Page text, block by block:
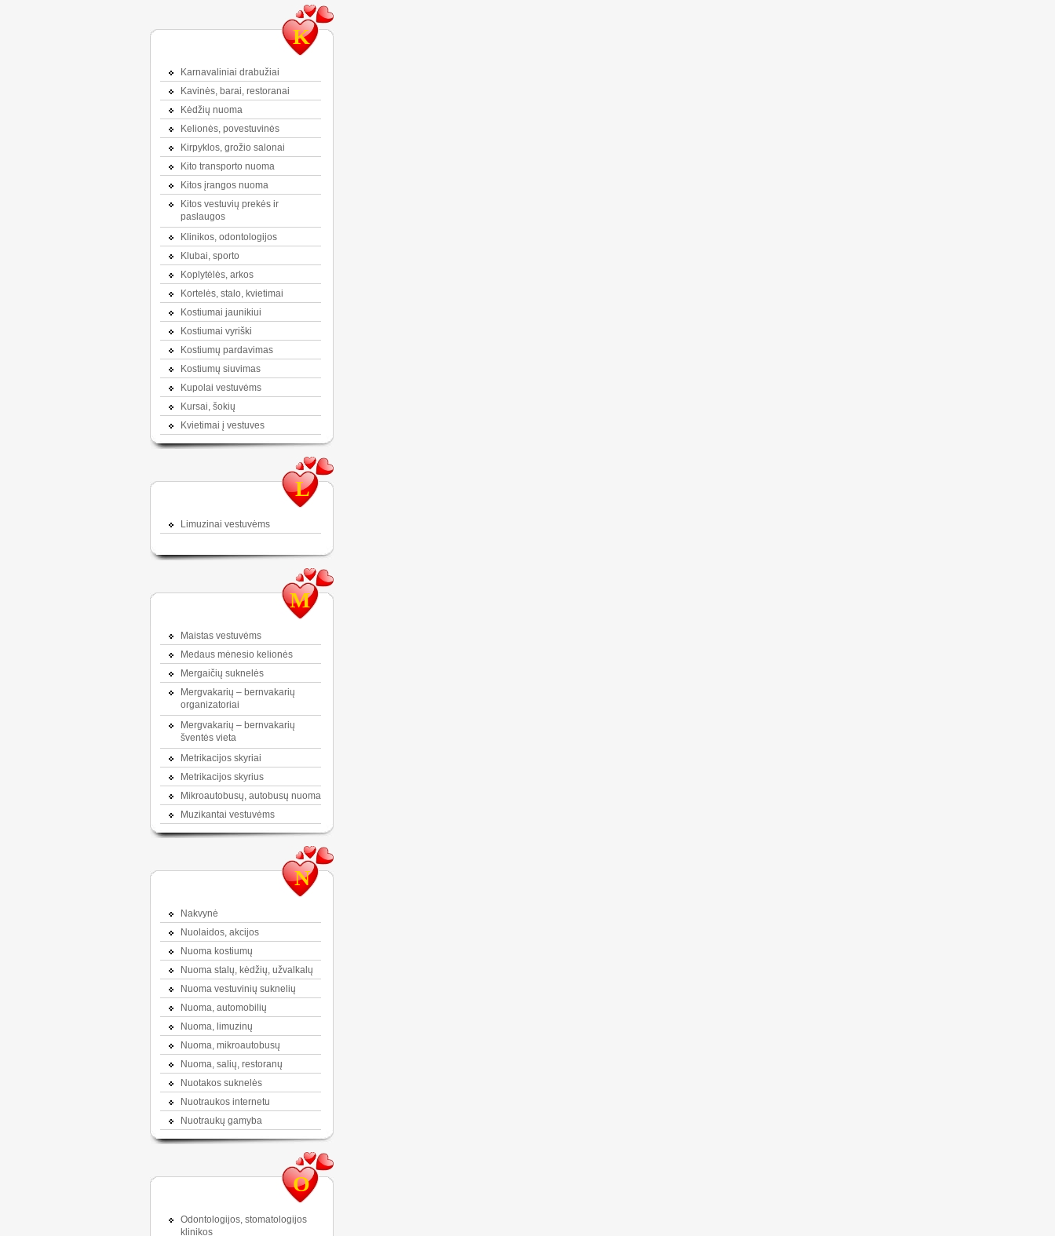
K
Karnavaliniai drabužiai
Kavinės, barai, restoranai
Kėdžių nuoma
Kelionės, povestuvinės
Kirpyklos, grožio salonai
Kito transporto nuoma
Kitos įrangos nuoma
Kitos vestuvių prekės ir
paslaugos
Klinikos, odontologijos
Klubai, sporto
Koplytėlės, arkos
Kortelės, stalo, kvietimai
Kostiumai jaunikiui
Kostiumai vyriški
Kostiumų pardavimas
Kostiumų siuvimas
Kupolai vestuvėms
Kursai, šokių
Kvietimai į vestuves
L
Limuzinai vestuvėms
M
Maistas vestuvėms
Medaus mėnesio kelionės
Mergaičių suknelės
Mergvakarių – bernvakarių
organizatoriai
Mergvakarių – bernvakarių
šventės vieta
Metrikacijos skyriai
Metrikacijos skyrius
Mikroautobusų, autobusų nuoma
Muzikantai vestuvėms
N
Nakvynė
Nuolaidos, akcijos
Nuoma kostiumų
Nuoma stalų, kėdžių, užvalkalų
Nuoma vestuvinių suknelių
Nuoma, automobilių
Nuoma, limuzinų
Nuoma, mikroautobusų
Nuoma, salių, restoranų
Nuotakos suknelės
Nuotraukos internetu
Nuotraukų gamyba
O
Odontologijos, stomatologijos
klinikos